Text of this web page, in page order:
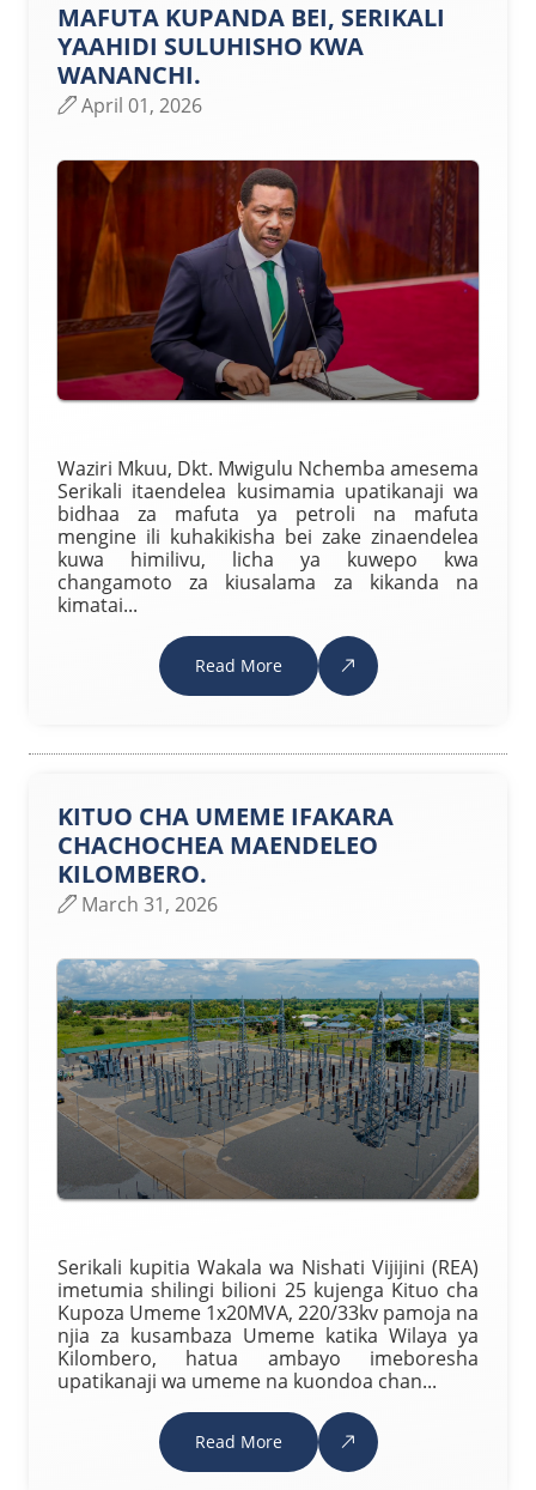
MAFUTA KUPANDA BEI, SERIKALI
YAAHIDI SULUHISHO KWA
WANANCHI.
April 01, 2026
Waziri Mkuu, Dkt. Mwigulu Nchemba amesema
Serikali itaendelea kusimamia upatikanaji wa
bidhaa za mafuta ya petroli na mafuta
mengine ili kuhakikisha bei zake zinaendelea
kuwa himilivu, licha ya kuwepo kwa
changamoto za kiusalama za kikanda na
kimatai...
Read More
KITUO CHA UMEME IFAKARA
CHACHOCHEA MAENDELEO
KILOMBERO.
March 31, 2026
Serikali kupitia Wakala wa Nishati Vijijini (REA)
imetumia shilingi bilioni 25 kujenga Kituo cha
Kupoza Umeme 1x20MVA, 220/33kv pamoja na
njia za kusambaza Umeme katika Wilaya ya
Kilombero, hatua ambayo imeboresha
upatikanaji wa umeme na kuondoa chan...
Read More